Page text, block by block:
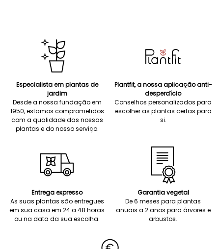
Especialista em plantas de
jardim
Desde a nossa fundação em
1950, estamos comprometidos
com a qualidade das nossas
plantas e do nosso serviço.
Plantfit, a nossa aplicação anti-
desperdício
Conselhos personalizados para
escolher as plantas certas para
si.
Entrega expresso
As suas plantas são entregues
em sua casa em 24 a 48 horas
ou na data da sua escolha.
Garantia vegetal
De 6 meses para plantas
anuais a 2 anos para árvores e
arbustos.